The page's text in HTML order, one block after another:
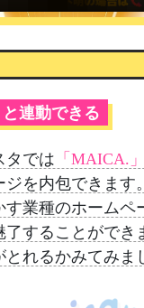
の高いゼブライ
。テキストに視
でき、読みやす
トします。
と連動できる
タでは 「MAICA.」
ジを内包できます
す業種のホームペ
了することができ
れるかみてみま